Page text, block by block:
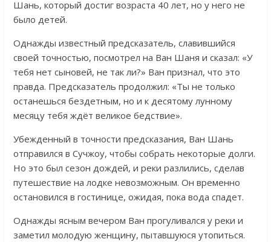
Шань, который достиг возраста 40 лет, но у него не
было детей.
Однажды известный предсказатель, славившийся
своей точностью, посмотрел на Ван Шаня и сказал: «У
тебя нет сыновей, не так ли?» Ван признал, что это
правда. Предсказатель продолжил: «Ты не только
останешься бездетным, но и к десятому лунному
месяцу тебя ждёт великое бедствие».
Убежденный в точности предсказания, Ван Шань
отправился в Сучжоу, чтобы собрать некоторые долги.
Но это был сезон дождей, и реки разлились, сделав
путешествие на лодке невозможным. Он временно
остановился в гостинице, ожидая, пока вода спадет.
Однажды ясным вечером Ван прогуливался у реки и
заметил молодую женщину, пытавшуюся утопиться.